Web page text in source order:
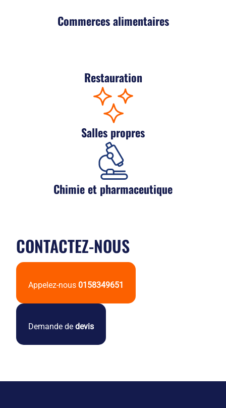
Commerces alimentaires
Restauration
Salles propres
Chimie et pharmaceutique
CONTACTEZ-NOUS
Appelez-nous 0158349651
Demande de devis